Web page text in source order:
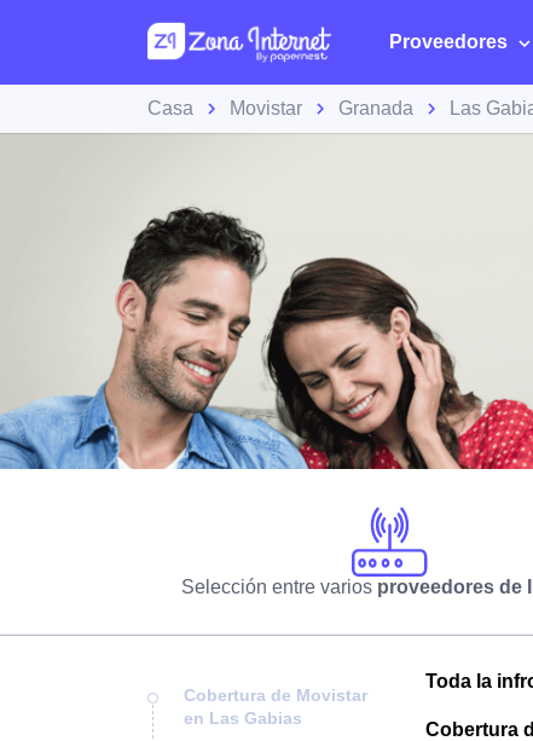
Proveedores
Casa Movistar Granada Las
Selección entre varios proveedores de
Cobertura de Movistar
en Las Gabias
Toda la
Cobertura